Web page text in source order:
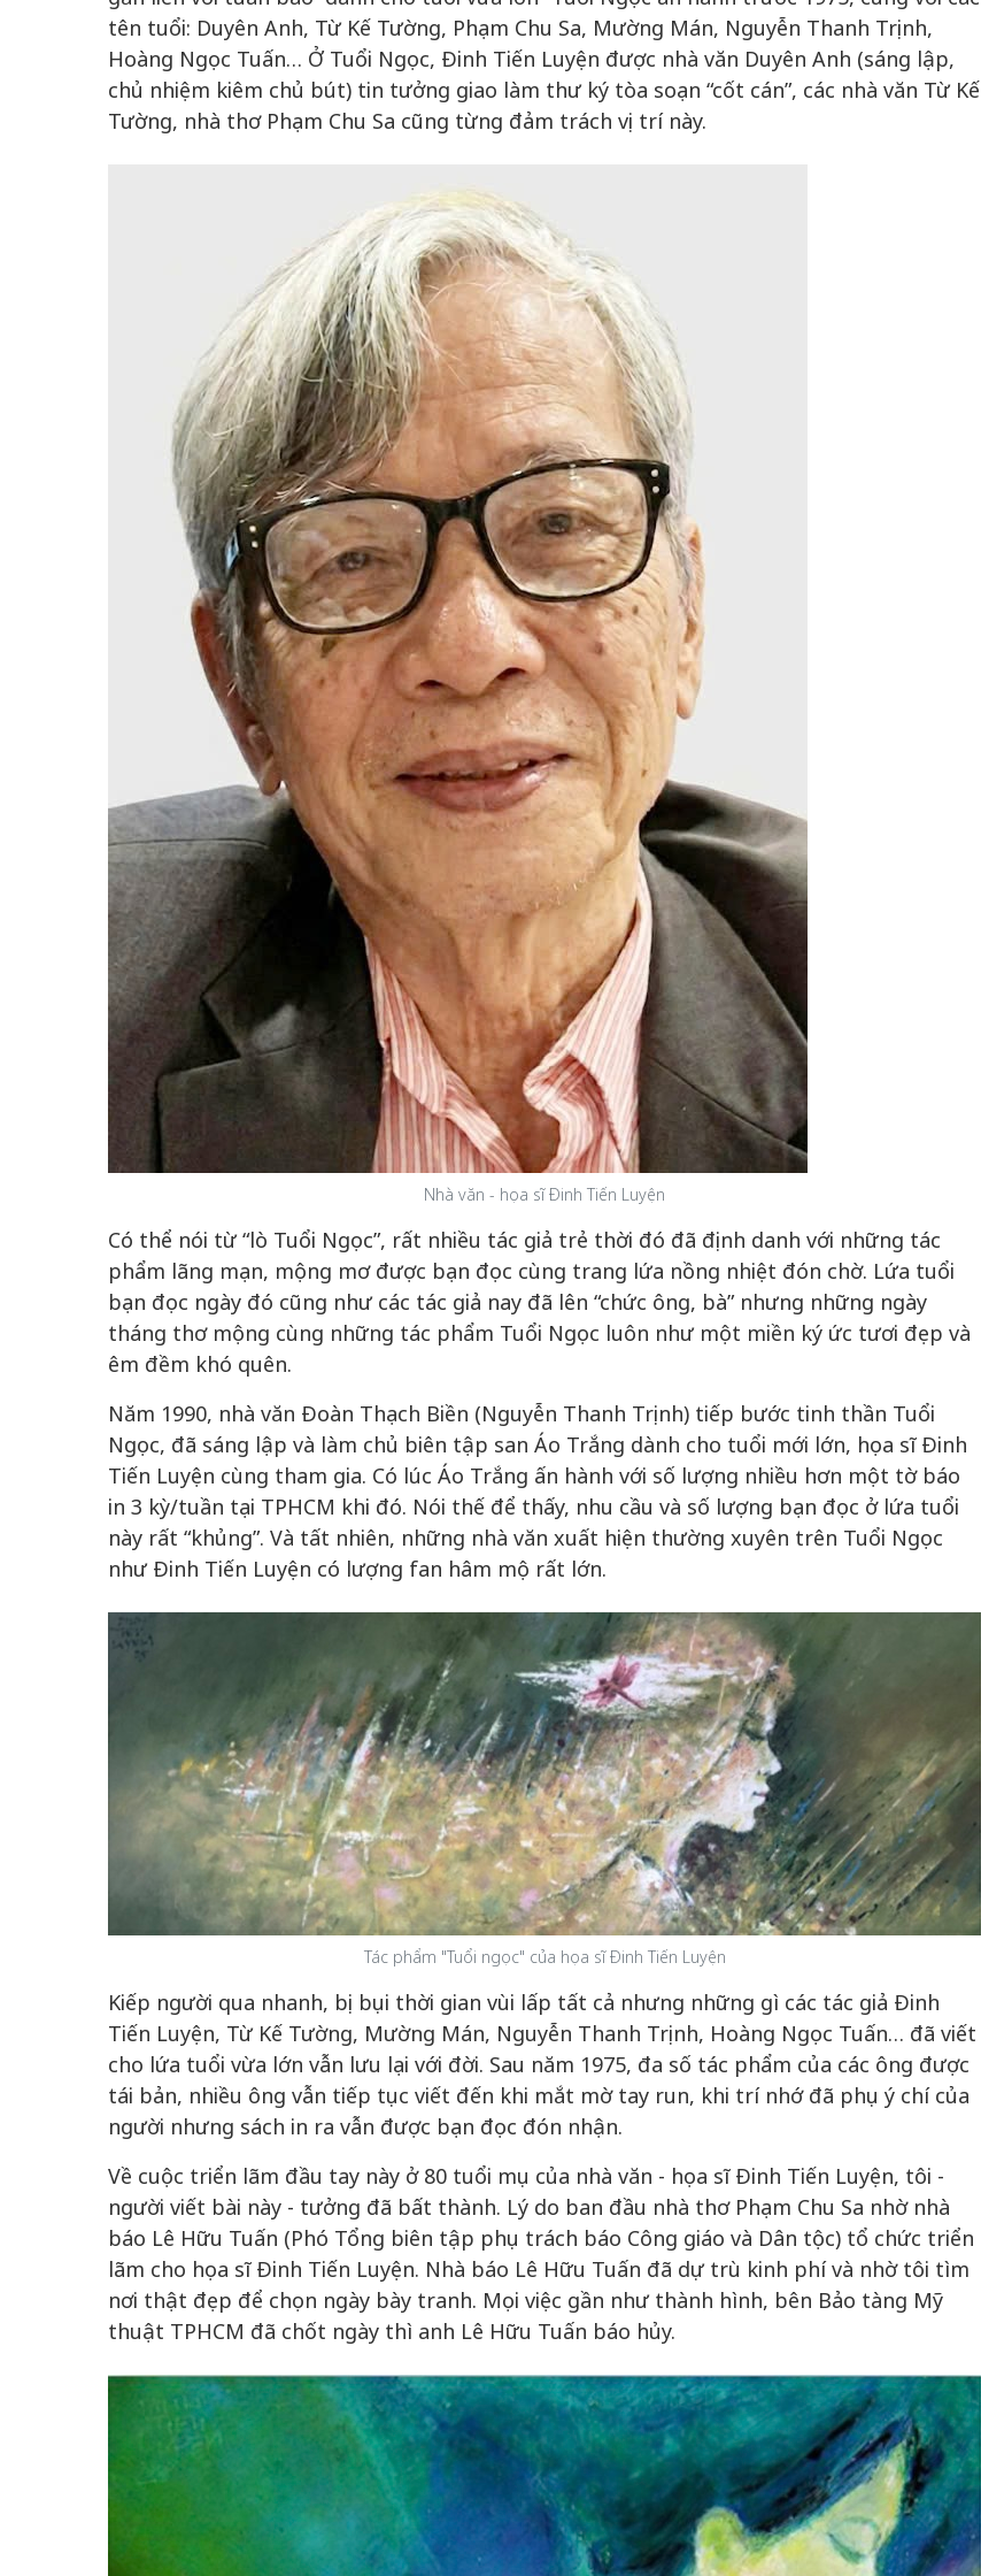
tên tuổi: Duyên Anh, Từ Kế Tường, Phạm Chu Sa, Mường Mán, Nguyễn Thanh Trịnh,
Hoàng Ngọc Tuấn… Ở Tuổi Ngọc, Đinh Tiến Luyện được nhà văn Duyên Anh (sáng lập,
chủ nhiệm kiêm chủ bút) tin tưởng giao làm thư ký tòa soạn “cốt cán”, các nhà văn Từ Kế
Tường, nhà thơ Phạm Chu Sa cũng từng đảm trách vị trí này.
Nhà văn - họa sĩ Đinh Tiến Luyện
Có thể nói từ “lò Tuổi Ngọc”, rất nhiều tác giả trẻ thời đó đã định danh với những tác
phẩm lãng mạn, mộng mơ được bạn đọc cùng trang lứa nồng nhiệt đón chờ. Lứa tuổi
bạn đọc ngày đó cũng như các tác giả nay đã lên “chức ông, bà” nhưng những ngày
tháng thơ mộng cùng những tác phẩm Tuổi Ngọc luôn như một miền ký ức tươi đẹp và
êm đềm khó quên.
Năm 1990, nhà văn Đoàn Thạch Biền (Nguyễn Thanh Trịnh) tiếp bước tinh thần Tuổi
Ngọc, đã sáng lập và làm chủ biên tập san Áo Trắng dành cho tuổi mới lớn, họa sĩ Đinh
Tiến Luyện cùng tham gia. Có lúc Áo Trắng ấn hành với số lượng nhiều hơn một tờ báo
in 3 kỳ/tuần tại TPHCM khi đó. Nói thế để thấy, nhu cầu và số lượng bạn đọc ở lứa tuổi
này rất “khủng”. Và tất nhiên, những nhà văn xuất hiện thường xuyên trên Tuổi Ngọc
như Đinh Tiến Luyện có lượng fan hâm mộ rất lớn.
Tác phẩm "Tuổi ngọc" của họa sĩ Đinh Tiến Luyện
Kiếp người qua nhanh, bị bụi thời gian vùi lấp tất cả nhưng những gì các tác giả Đinh
Tiến Luyện, Từ Kế Tường, Mường Mán, Nguyễn Thanh Trịnh, Hoàng Ngọc Tuấn… đã viết
cho lứa tuổi vừa lớn vẫn lưu lại với đời. Sau năm 1975, đa số tác phẩm của các ông được
tái bản, nhiều ông vẫn tiếp tục viết đến khi mắt mờ tay run, khi trí nhớ đã phụ ý chí của
người nhưng sách in ra vẫn được bạn đọc đón nhận.
Về cuộc triển lãm đầu tay này ở 80 tuổi mụ của nhà văn - họa sĩ Đinh Tiến Luyện, tôi -
người viết bài này - tưởng đã bất thành. Lý do ban đầu nhà thơ Phạm Chu Sa nhờ nhà
báo Lê Hữu Tuấn (Phó Tổng biên tập phụ trách báo Công giáo và Dân tộc) tổ chức triển
lãm cho họa sĩ Đinh Tiến Luyện. Nhà báo Lê Hữu Tuấn đã dự trù kinh phí và nhờ tôi tìm
nơi thật đẹp để chọn ngày bày tranh. Mọi việc gần như thành hình, bên Bảo tàng Mỹ
thuật TPHCM đã chốt ngày thì anh Lê Hữu Tuấn báo hủy.